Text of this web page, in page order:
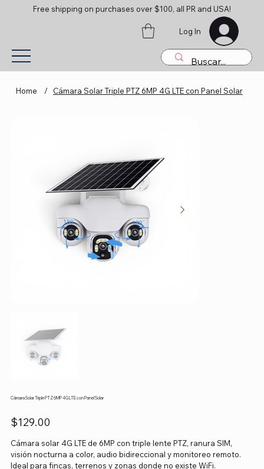
Free shipping on purchases over $100, all PR and USA!
Log In
Home / Cámara Solar Triple PTZ 6MP 4G LTE con Panel Solar
Cámara Solar Triple PTZ 6MP 4G LTE con Panel Solar
Price
$129.00
Cámara solar 4G LTE de 6MP con triple lente PTZ, ranura SIM,
visión nocturna a color, audio bidireccional y monitoreo remoto.
Ideal para fincas, terrenos y zonas donde no existe WiFi.